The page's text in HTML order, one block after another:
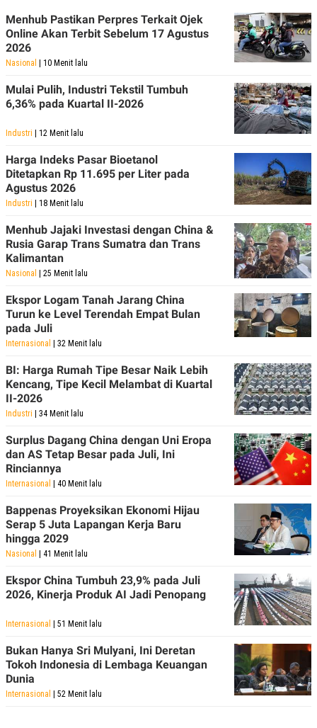
Menhub Pastikan Perpres Terkait Ojek
Online Akan Terbit Sebelum 17 Agustus
2026
Nasional | 10 Menit lalu
Mulai Pulih, Industri Tekstil Tumbuh
6,36% pada Kuartal II-2026
Industri | 12 Menit lalu
Harga Indeks Pasar Bioetanol
Ditetapkan Rp 11.695 per Liter pada
Agustus 2026
Industri | 18 Menit lalu
Menhub Jajaki Investasi dengan China &
Rusia Garap Trans Sumatra dan Trans
Kalimantan
Nasional | 25 Menit lalu
Ekspor Logam Tanah Jarang China
Turun ke Level Terendah Empat Bulan
pada Juli
Internasional | 32 Menit lalu
BI: Harga Rumah Tipe Besar Naik Lebih
Kencang, Tipe Kecil Melambat di Kuartal
II-2026
Industri | 34 Menit lalu
Surplus Dagang China dengan Uni Eropa
dan AS Tetap Besar pada Juli, Ini
Rinciannya
Internasional | 40 Menit lalu
Bappenas Proyeksikan Ekonomi Hijau
Serap 5 Juta Lapangan Kerja Baru
hingga 2029
Nasional | 41 Menit lalu
Ekspor China Tumbuh 23,9% pada Juli
2026, Kinerja Produk AI Jadi Penopang
Internasional | 51 Menit lalu
Bukan Hanya Sri Mulyani, Ini Deretan
Tokoh Indonesia di Lembaga Keuangan
Dunia
Internasional | 52 Menit lalu